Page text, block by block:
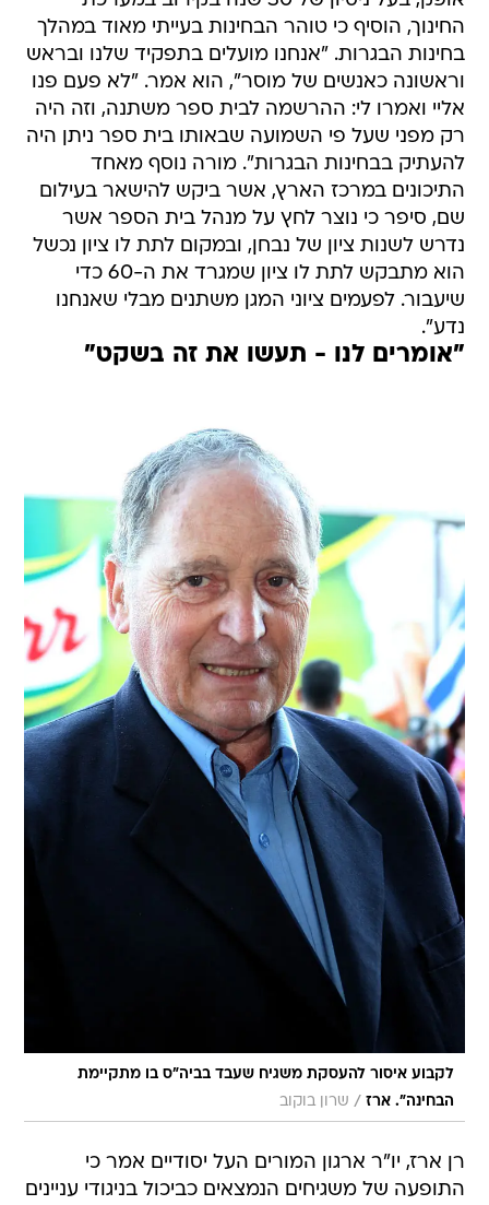
החינוך, הוסיף כי טוהר הבחינות בעייתי מאוד במהלך
בחינות הבגרות. "אנחנו מועלים בתפקיד שלנו ובראש
וראשונה כאנשים של מוסר", הוא אמר. "לא פעם פנו
אליי ואמרו לי: ההרשמה לבית ספר משתנה, וזה היה
רק מפני שעל פי השמועה שבאותו בית ספר ניתן היה
להעתיק בבחינות הבגרות". מורה נוסף מאחד
התיכונים במרכז הארץ, אשר ביקש להישאר בעילום
שם, סיפר כי נוצר לחץ על מנהל בית הספר אשר
נדרש לשנות ציון של נבחן, ובמקום לתת לו ציון נכשל
הוא מתבקש לתת לו ציון שמגרד את ה-60 כדי
שיעבור. לפעמים ציוני המגן משתנים מבלי שאנחנו
נדע".
"אומרים לנו - תעשו את זה בשקט"
לקבוע איסור להעסקת משגיח שעבד בביה"ס בו מתקיימת
הבחינה". ארז / שרון בוקוב
רן ארז, יו"ר ארגון המורים העל יסודיים אמר כי
התופעה של משגיחים הנמצאים כביכול בניגודי עניינים